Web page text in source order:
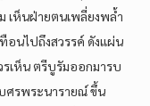
เห็นฝ่ายตนเพลี่ยงพล้ำ
อนไปถึงสวรรค์ ดังแผ่น
เห็น ตรีบูรัมออกมารบ
ศรพระนารายณ์ ขึ้น